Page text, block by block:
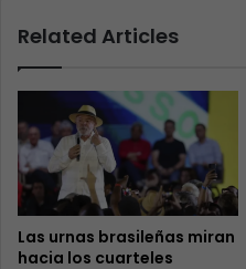
Related Articles
Las urnas brasileñas miran
hacia los cuarteles